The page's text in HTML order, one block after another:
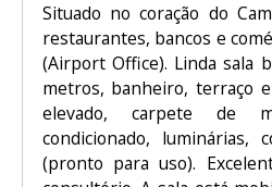
Situado no coração do
restaurantes, bancos e
(Airport Office). Linda sala
metros, banheiro, terraço
elevado, carpete de
condicionado, luminárias,
(pronto para uso).